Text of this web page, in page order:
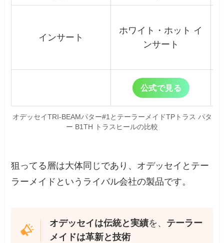
インサート
ホワイト・ホット イ
ンサート
公式で見る
オデッセイTRI-BEAMパター#1とテーラーメイドTPトラス パタ
ー B1TH トラスヒールの比較
狙ってる層は大体同じであり、オデッセイとテー
ラーメイドというライバル会社の製品です。
オデッセイは伝統と実績を、 テーラー
メイドは革新と技術